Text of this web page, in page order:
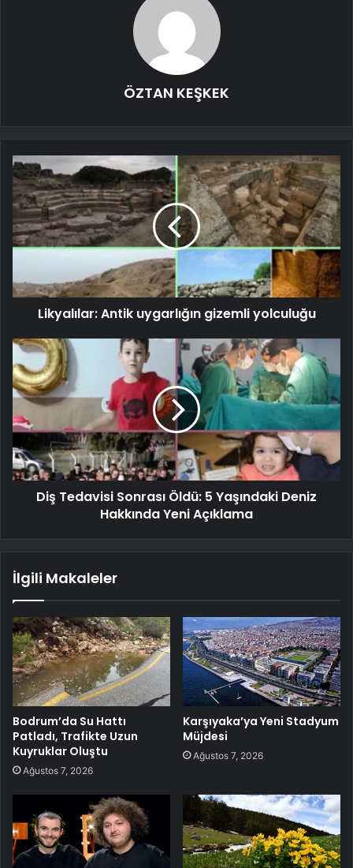
ÖZTAN KEŞKEK
Likyalılar: Antik uygarlığın gizemli yolculuğu
Diş Tedavisi Sonrası Öldü: 5 Yaşındaki Deniz
Hakkında Yeni Açıklama
İlgili Makaleler
Bodrum’da Su Hattı
Patladı, Trafikte Uzun
Kuyruklar Oluştu
Ağustos 7, 2026
Karşıyaka’ya Yeni Stadyum
Müjdesi
Ağustos 7, 2026